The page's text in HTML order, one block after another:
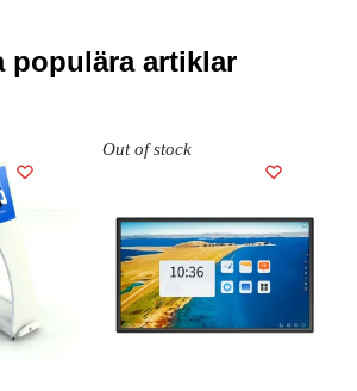
populära artiklar
Out of stock